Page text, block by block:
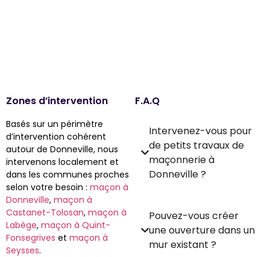
Zones d’intervention
Basés sur un périmètre
d’intervention cohérent
autour de Donneville, nous
intervenons localement et
dans les communes proches
selon votre besoin : maçon à
Donneville, maçon à
Castanet-Tolosan, maçon à
Labège, maçon à Quint-
Fonsegrives et maçon à
Seysses.
F.A.Q
Intervenez-vous pour
de petits travaux de
maçonnerie à
Donneville ?
Pouvez-vous créer
une ouverture dans un
mur existant ?